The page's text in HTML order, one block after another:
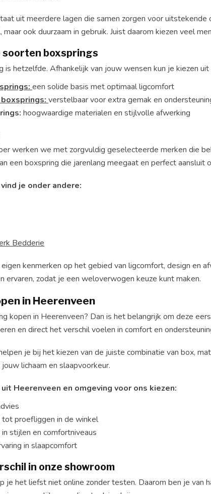
uit meerdere lagen die samen zorgen voor
ook duurzaam in gebruik. Juist daarom kiezen veel
soorten boxsprings
is hetzelfde. Afhankelijk van jouw wensen kun je kiezen
een solide basis met optimaal ligcomfort
verstelbaar voor extra gemak en
hoogwaardige materialen en stijlvolle afwerking
werken we met zorgvuldig geselecteerde merken die
een boxspring die jarenlang meegaat en perfect aansluit
je onder andere:
Bedderie
kenmerken op het gebied van ligcomfort, design en
ervaren, zodat je een weloverwogen keuze kunt maken.
in Heerenveen
kopen in Heerenveen? Dan is het belangrijk om deze
en direct het verschil voelen in comfort en
je bij het kiezen van de juiste combinatie van box,
lichaam en slaapvoorkeur.
Heerenveen en omgeving voor ons kiezen:
proefliggen in de winkel
in stijlen en comfortniveaus
in slaapcomfort
in onze showroom
je het liefst niet online zonder testen. Daarom ben je van